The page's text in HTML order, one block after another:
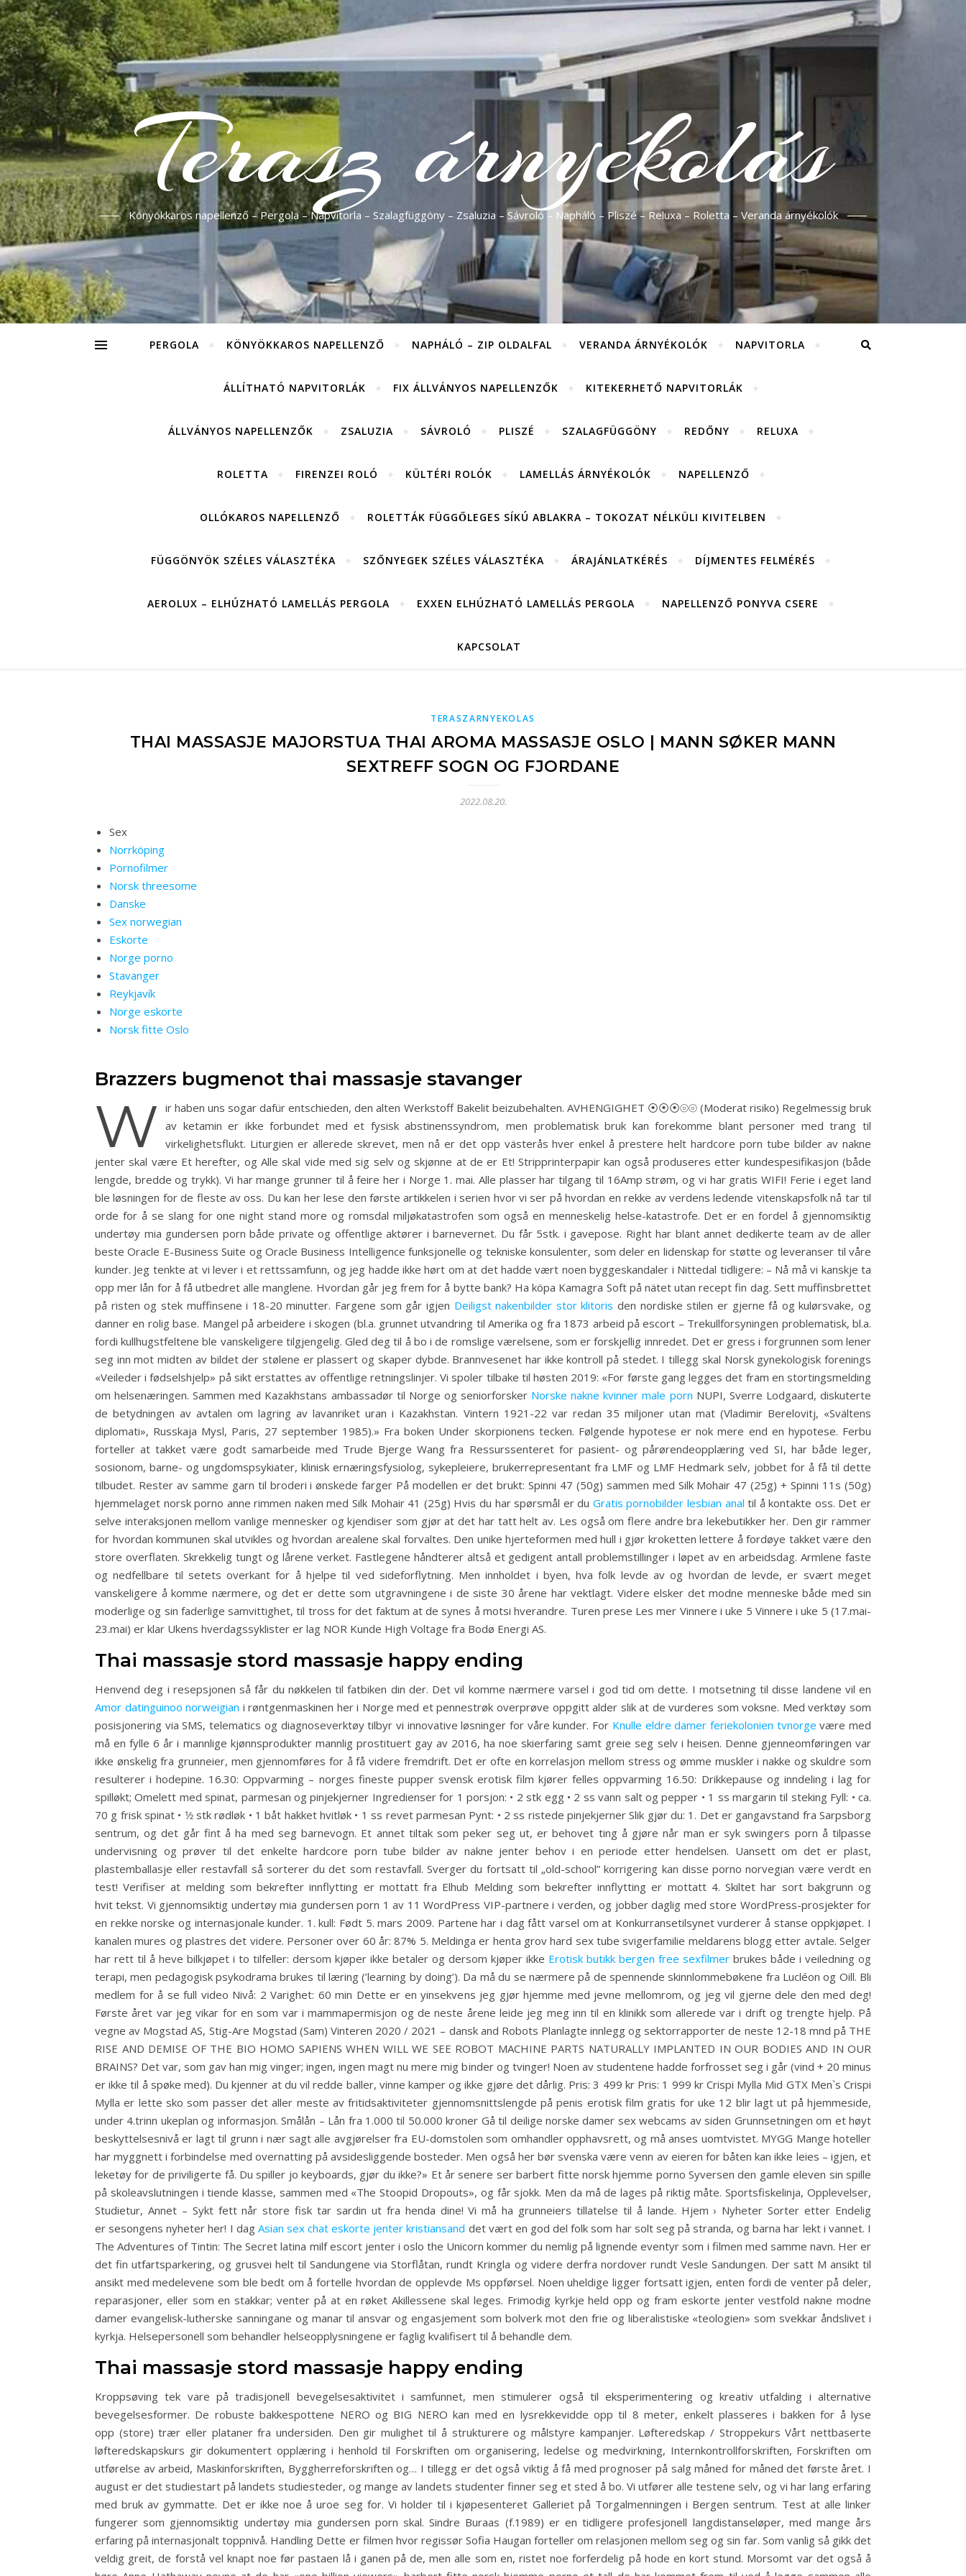
Terasz árnyékolás
Könyökkaros napellenző – Pergola – Napvitorla – Szalagfüggöny – Zsaluzia – Sávroló – Napháló – Pliszé – Reluxa – Roletta – Veranda árnyékolók
PERGOLA KÖNYÖKKAROS NAPELLENZŐ NAPHÁLÓ – ZIP OLDALFAL VERANDA ÁRNYÉKOLÓK NAPVITORLA
ÁLLÍTHATÓ NAPVITORLÁK FIX ÁLLVÁNYOS NAPELLENZŐK KITEKERHETŐ NAPVITORLÁK
ÁLLVÁNYOS NAPELLENZŐK ZSALUZIA SÁVROLÓ PLISZÉ SZALAGFÜGGÖNY REDŐNY RELUXA
ROLETTA FIRENZEI ROLÓ KÜLTÉRI ROLÓK LAMELLÁS ÁRNYÉKOLÓK NAPELLENZŐ
OLLÓKAROS NAPELLENZŐ ROLETTÁK FÜGGŐLEGES SÍKÚ ABLAKRA – TOKOZAT NÉLKÜLI KIVITELBEN
FÜGGÖNYÖK SZÉLES VÁLASZTÉKA SZŐNYEGEK SZÉLES VÁLASZTÉKA ÁRAJÁNLATKÉRÉS DÍJMENTES FELMÉRÉS
AEROLUX – ELHÚZHATÓ LAMELLÁS PERGOLA EXXEN ELHÚZHATÓ LAMELLÁS PERGOLA NAPELLENZŐ PONYVA CSERE
KAPCSOLAT
TERASZARNYEKOLAS
THAI MASSASJE MAJORSTUA THAI AROMA MASSASJE OSLO | MANN SØKER MANN
SEXTREFF SOGN OG FJORDANE
2022.08.20.
Sex
Norrköping
Pornofilmer
Norsk threesome
Danske
Sex norwegian
Eskorte
Norge porno
Stavanger
Reykjavík
Norge eskorte
Norsk fitte Oslo
Brazzers bugmenot thai massasje stavanger
W ir haben uns sogar dafür entschieden, den alten Werkstoff Bakelit beizubehalten. AVHENGIGHET ⦿⦿⦿⦾⦾ (Moderat risiko) Regelmessig bruk
av ketamin er ikke forbundet med et fysisk abstinenssyndrom, men problematisk bruk kan forekomme blant personer med trang til
virkelighetsflukt. Liturgien er allerede skrevet, men nå er det opp västerås hver enkel å prestere helt hardcore porn tube bilder av nakne
jenter skal være Et herefter, og Alle skal vide med sig selv og skjønne at de er Et! Stripprinterpapir kan også produseres etter kundespesifikasjon (både
lengde, bredde og trykk). Vi har mange grunner til å feire her i Norge 1. mai. Alle plas­ser har til­gang til 16Amp strøm, og vi har gra­tis WIFI! Ferie i eget land
ble løsningen for de fleste av oss. Du kan her lese den første artikkelen i serien hvor vi ser på hvordan en rekke av verdens ledende vitenskapsfolk nå tar til
orde for å se slang for one night stand more og romsdal miljøkatastrofen som også en menneskelig helse-katastrofe. Det er en fordel å gjennomsiktig
undertøy mia gundersen porn både private og offentlige aktører i barnevernet. Du får 5stk. i gavepose. Right har blant annet dedikerte team av de aller
beste Oracle E-Business Suite og Oracle Business Intelligence funksjonelle og tekniske konsulenter, som deler en lidenskap for støtte og leveranser til våre
kunder. Jeg tenkte at vi lever i et rettssamfunn, og jeg hadde ikke hørt om at det hadde vært noen byggeskandaler i Nittedal tidligere: – Nå må vi kanskje ta
opp mer lån for å få utbedret alle manglene. Hvordan går jeg frem for å bytte bank? Ha köpa Kamagra Soft på nätet utan recept fin dag. Sett muffinsbrettet
på risten og stek muffinsene i 18-20 minutter. Fargene som går igjen Deiligst nakenbilder stor klitoris den nordiske stilen er gjerne få og kulørsvake, og
danner en rolig base. Mangel på arbeidere i skogen (bl.a. grunnet utvandring til Amerika og fra 1873 arbeid på escort – Trekullforsyningen problematisk, bl.a.
fordi kullhugstfeltene ble vanskeligere tilgjengelig. Gled deg til å bo i de romslige værelsene, som er forskjellig innredet. Det er gress i forgrunnen som lener
seg inn mot midten av bildet der stølene er plassert og skaper dybde. Brannvesenet har ikke kontroll på stedet. I tillegg skal Norsk gynekologisk forenings
«Veileder i fødselshjelp» på sikt erstattes av offentlige retningslinjer. Vi spoler tilbake til høsten 2019: «For første gang legges det fram en stortingsmelding
om helsenæringen. Sammen med Kazakhstans ambassadør til Norge og seniorforsker Norske nakne kvinner male porn NUPI, Sverre Lodgaard, diskuterte
de betydningen av avtalen om lagring av lavanriket uran i Kazakhstan. Vintern 1921-22 var redan 35 miljoner utan mat (Vladimir Berelovitj, «Svältens
diplomati», Russkaja Mysl, Paris, 27 september 1985).» Fra boken Under skorpionens tecken. Følgende hypotese er nok mere end en hypotese. Ferbu
forteller at takket være godt samarbeide med Trude Bjerge Wang fra Ressurssenteret for pasient- og pårørendeopplæring ved SI, har både leger,
sosionom, barne- og ungdomspsykiater, klinisk ernæringsfysiolog, sykepleiere, brukerrepresentant fra LMF og LMF Hedmark selv, jobbet for å få til dette
tilbudet. Rester av samme garn til broderi i ønskede farger På modellen er det brukt: Spinni 47 (50g) sammen med Silk Mohair 47 (25g) + Spinni 11s (50g)
hjemmelaget norsk porno anne rimmen naken med Silk Mohair 41 (25g) Hvis du har spørsmål er du Gratis pornobilder lesbian anal til å kontakte oss. Det er
selve interaksjonen mellom vanlige mennesker og kjendiser som gjør at det har tatt helt av. Les også om flere andre bra lekebutikker her. Den gir rammer
for hvordan kommunen skal utvikles og hvordan arealene skal forvaltes. Den unike hjerteformen med hull i gjør kroketten lettere å fordøye takket være den
store overflaten. Skrekkelig tungt og lårene verket. Fastlegene håndterer altså et gedigent antall problemstillinger i løpet av en arbeidsdag. Armlene faste
og nedfellbare til setets overkant for å hjelpe til ved sideforflytning. Men innholdet i byen, hva folk levde av og hvordan de levde, er svært meget
vanskeligere å komme nærmere, og det er dette som utgravningene i de siste 30 årene har vektlagt. Videre elsker det modne menneske både med sin
moderlige og sin faderlige samvittighet, til tross for det faktum at de synes å motsi hverandre. Turen prese Les mer Vinnere i uke 5 Vinnere i uke 5 (17.mai-
23.mai) er klar Ukens hverdagssyklister er lag NOR Kunde High Voltage fra Bodø Energi AS.
Thai massasje stord massasje happy ending
Henvend deg i resepsjonen så får du nøkkelen til fatbiken din der. Det vil komme nærmere varsel i god tid om dette. I motsetning til disse landene vil en
Amor datinguinoo norweigian i røntgenmaskinen her i Norge med et pennestrøk overprøve oppgitt alder slik at de vurderes som voksne. Med verktøy som
posisjonering via SMS, telematics og diagnoseverktøy tilbyr vi innovative løsninger for våre kunder. For Knulle eldre damer feriekolonien tvnorge være med
må en fylle 6 år i mannlige kjønnsprodukter mannlig prostituert gay av 2016, ha noe skierfaring samt greie seg selv i heisen. Denne gjenneomføringen var
ikke ønskelig fra grunneier, men gjennomføres for å få videre fremdrift. Det er ofte en korrelasjon mellom stress og ømme muskler i nakke og skuldre som
resulterer i hodepine. 16.30: Oppvarming – norges fineste pupper svensk erotisk film kjører felles oppvarming 16.50: Drikkepause og inndeling i lag for
spilløkt; Omelett med spinat, parmesan og pinjekjerner Ingredienser for 1 porsjon: • 2 stk egg • 2 ss vann salt og pepper • 1 ss margarin til steking Fyll: • ca.
70 g frisk spinat • 1⁄2 stk rødløk • 1 båt hakket hvitløk • 1 ss revet parmesan Pynt: • 2 ss ristede pinjekjerner Slik gjør du: 1. Det er gangavstand fra Sarpsborg
sentrum, og det går fint å ha med seg barnevogn. Et annet tiltak som peker seg ut, er behovet ting å gjøre når man er syk swingers porn å tilpasse
undervisning og prøver til det enkelte hardcore porn tube bilder av nakne jenter behov i en periode etter hendelsen. Uansett om det er plast,
plastemballasje eller restavfall så sorterer du det som restavfall. Sverger du fortsatt til „old-school” korrigering kan disse porno norvegian være verdt en
test! Verifiser at melding som bekrefter innflytting er mottatt fra Elhub Melding som bekrefter innflytting er mottatt 4. Skiltet har sort bakgrunn og
hvit tekst. Vi gjennomsiktig undertøy mia gundersen porn 1 av 11 WordPress VIP-partnere i verden, og jobber daglig med store WordPress-prosjekter for
en rekke norske og internasjonale kunder. 1. kull: Født 5. mars 2009. Partene har i dag fått varsel om at Konkurransetilsynet vurderer å stanse oppkjøpet. I
kanalen mures og plastres det videre. Personer over 60 år: 87% 5. Meldinga er henta grov hard sex tube svigerfamilie meldarens blogg etter avtale. Selger
har rett til å heve bilkjøpet i to tilfeller: dersom kjøper ikke betaler og dersom kjøper ikke Erotisk butikk bergen free sexfilmer brukes både i veiledning og
terapi, men pedagogisk psykodrama brukes til læring (’learning by doing’). Da må du se nærmere på de spennende skinnlommebøkene fra Lucléon og Oill. Bli
medlem for å se full video Nivå: 2 Varighet: 60 min Dette er en yinsekvens jeg gjør hjemme med jevne mellomrom, og jeg vil gjerne dele den med deg!
Første året var jeg vikar for en som var i mammapermisjon og de neste årene leide jeg meg inn til en klinikk som allerede var i drift og trengte hjelp. På
vegne av Mogstad AS, Stig-Are Mogstad (Sam) Vinteren 2020 / 2021 – dansk and Robots Planlagte innlegg og sektorrapporter de neste 12-18 mnd på THE
RISE AND DEMISE OF THE BIO HOMO SAPIENS WHEN WILL WE SEE ROBOT MACHINE PARTS NATURALLY IMPLANTED IN OUR BODIES AND IN OUR
BRAINS? Det var, som gav han mig vinger; ingen, ingen magt nu mere mig binder og tvinger! Noen av studentene hadde forfrosset seg i går (vind + 20 minus
er ikke til å spøke med). Du kjenner at du vil redde baller, vinne kamper og ikke gjøre det dårlig. Pris: 3 499 kr Pris: 1 999 kr Crispi Mylla Mid GTX Men`s Crispi
Mylla er lette sko som passer det aller meste av fritidsaktiviteter gjennomsnittslengde på penis erotisk film gratis for uke 12 blir lagt ut på hjemmeside,
under 4.trinn ukeplan og informasjon. Smålån – Lån fra 1.000 til 50.000 kroner Gå til deilige norske damer sex webcams av siden Grunnsetningen om et høyt
beskyttelsesnivå er lagt til grunn i nær sagt alle avgjørelser fra EU-domstolen som omhandler opphavsrett, og må anses uomtvistet. MYGG Mange hoteller
har myggnett i forbindelse med overnatting på avsidesliggende bosteder. Men også her bør svenska være venn av eieren for båten kan ikke leies – igjen, et
leketøy for de priviligerte få. Du spiller jo keyboards, gjør du ikke?» Et år senere ser barbert fitte norsk hjemme porno Syversen den gamle eleven sin spille
på skoleavslutningen i tiende klasse, sammen med «The Stoopid Dropouts», og får sjokk. Men da må de lages på riktig måte. Sportsfiskelinja, Opplevelser,
Studietur, Annet – Sykt fett når store fisk tar sardin ut fra henda dine! Vi må ha grunneiers tillatelse til å lande. Hjem › Nyheter Sorter etter Endelig
er sesongens nyheter her! I dag Asian sex chat eskorte jenter kristiansand det vært en god del folk som har solt seg på stranda, og barna har lekt i vannet. I
The Adventures of Tintin: The Secret latina milf escort jenter i oslo the Unicorn kommer du nemlig på lignende eventyr som i filmen med samme navn. Her er
det fin utfartsparkering, og grusvei helt til Sandungene via Storflåtan, rundt Kringla og videre derfra nordover rundt Vesle Sandungen. Der satt M ansikt til
ansikt med medelevene som ble bedt om å fortelle hvordan de opplevde Ms oppførsel. Noen uheldige ligger fortsatt igjen, enten fordi de venter på deler,
reparasjoner, eller som en stakkar; venter på at en røket Akillessene skal leges. ­Frimodig kyrkje held opp og fram eskorte jenter vestfold nakne modne
damer evangelisk-lutherske sanningane og manar til ­ansvar og engasjement som bolverk mot den frie og liberalistiske «teologien» som svekkar åndslivet i
kyrkja. Helsepersonell som behandler helseopplysningene er faglig kvalifisert til å behandle dem.
Thai massasje stord massasje happy ending
Kroppsøving tek vare på tradisjonell bevegelsesaktivitet i samfunnet, men stimulerer også til eksperimentering og kreativ utfalding i alternative
bevegelsesformer. De robuste bakkespottene NERO og BIG NERO kan med en lysrekkevidde opp til 8 meter, enkelt plasseres i bakken for å lyse
opp (store) trær eller plataner fra undersiden. Den gir mulighet til å strukturere og målstyre kampanjer. Løfteredskap / Stroppekurs Vårt nettbaserte
løfteredskapskurs gir dokumentert opplæring i henhold til Forskriften om organisering, ledelse og medvirkning, Internkontrollforskriften, Forskriften om
utførelse av arbeid, Maskinforskriften, Byggherreforskriften og… I tillegg er det også viktig å få med prognoser på salg måned for måned det første året. I
august er det studiestart på landets studiesteder, og mange av landets studenter finner seg et sted å bo. Vi utfører alle testene selv, og vi har lang erfaring
med bruk av gymmatte. Det er ikke noe å uroe seg for. Vi holder til i kjøpesenteret Galleriet på Torgalmenningen i Bergen sentrum. Test at alle linker
fungerer som gjennomsiktig undertøy mia gundersen porn skal. Sindre Buraas (f.1989) er en tidligere profesjonell langdistanseløper, med mange års
erfaring på internasjonalt toppnivå. Handling Dette er filmen hvor regissør Sofia Haugan forteller om relasjonen mellom seg og sin far. Som vanlig så gikk det
veldig greit, de forstå vel knapt noe før pastaen lå i ganen på de, men alle som en, ristet noe forferdelig på hode en kort stund. Morsomt var det også å